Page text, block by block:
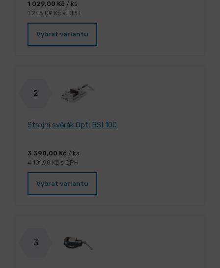
1 029,00 Kč / ks
1 245,09 Kč s DPH
Vybrat variantu
2
Strojní svěrák Opti BSI 100
3 390,00 Kč / ks
4 101,90 Kč s DPH
Vybrat variantu
3